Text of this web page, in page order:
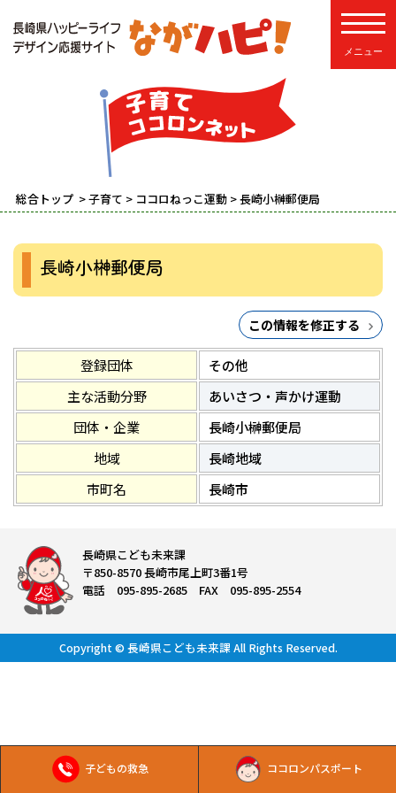
子どもの救急 ココロンパスポート
総合トップ >子育て > ココロねっこ運動 > 長崎小榊郵便局
長崎小榊郵便局
この情報を修正する
登録団体
その他
主な活動分野
あいさつ・声かけ運動
団体・企業
長崎小榊郵便局
地域
長崎地域
市町名
長崎市
長崎県こども未来課
〒850-8570 長崎市尾上町3番1号
電話 095-895-2685 FAX 095-895-2554
Copyright © 長崎県こども未来課 All Rights Reserved.